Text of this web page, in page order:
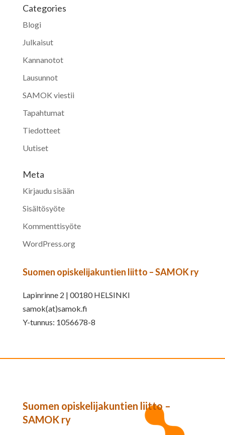
Categories
Blogi
Julkaisut
Kannanotot
Lausunnot
SAMOK viestii
Tapahtumat
Tiedotteet
Uutiset
Meta
Kirjaudu sisään
Sisältösyöte
Kommenttisyöte
WordPress.org
Suomen opiskelijakuntien liitto – SAMOK ry
Lapinrinne 2 | 00180 HELSINKI
samok(at)samok.fi
Y-tunnus: 1056678-8
Suomen opiskelijakuntien liitto –
SAMOK ry